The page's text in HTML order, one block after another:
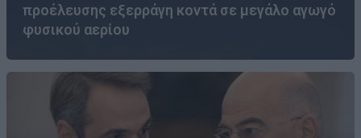
προέλευσης εξερράγη κοντά σε μεγάλο αγωγό
φυσικού αερίου